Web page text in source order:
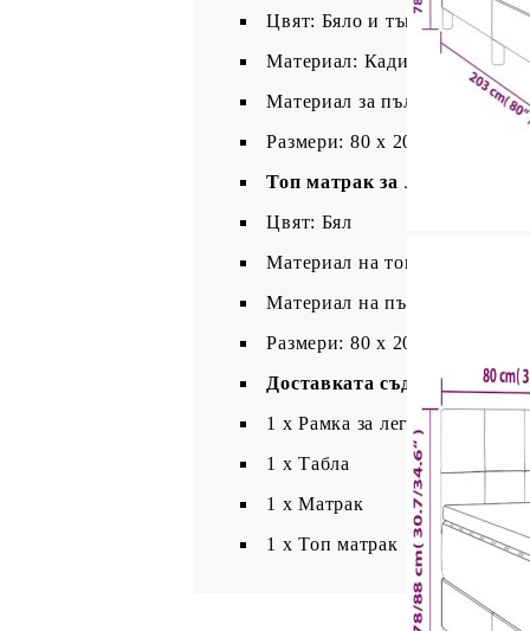
Цвят: Бяло и тъмнозелено
Материал: Кадифе (100%
Материал за пълнеж: Покет
Размери: 80 x 200 x 20 см
Топ матрак за легло:
Цвят: Бял
Материал на топ матрака:
Материал на пълнежа: Пяна
Размери: 80 x 200 x 5 см (Ш
Доставката съдържа:
1 x Рамка за легло
1 x Табла
1 x Матрак
1 х Топ матрак